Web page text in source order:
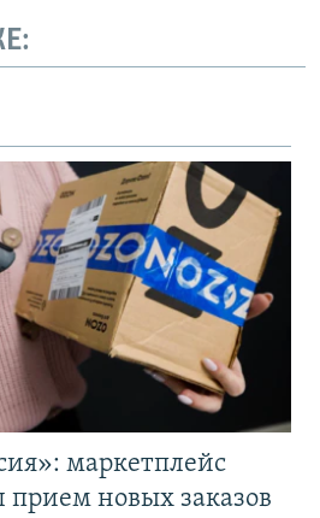
маркетплейс
прием новых заказов